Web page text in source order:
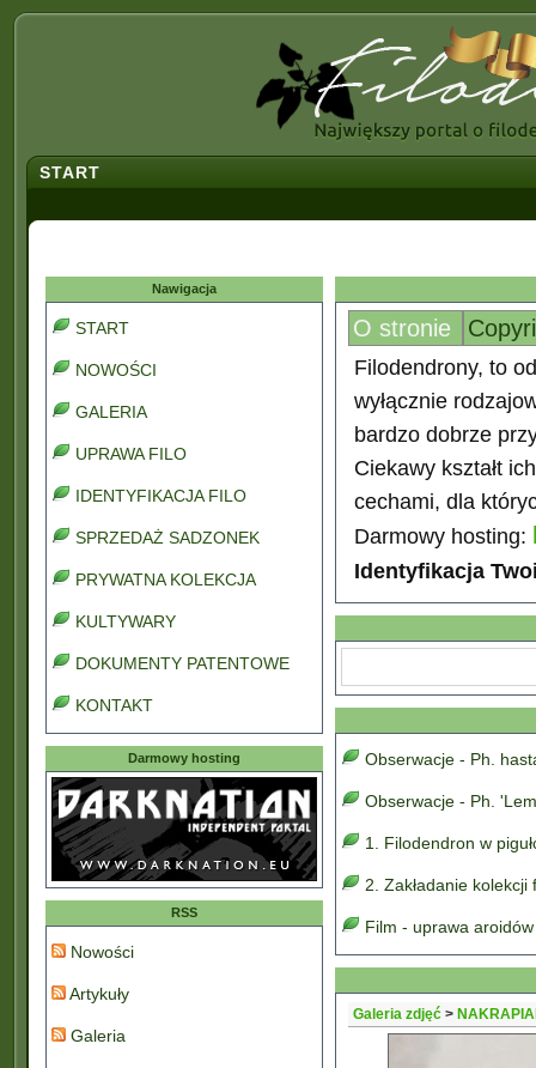
START
Nawigacja
START
NOWOŚCI
GALERIA
UPRAWA FILO
IDENTYFIKACJA FILO
SPRZEDAŻ SADZONEK
PRYWATNA KOLEKCJA
KULTYWARY
DOKUMENTY PATENTOWE
KONTAKT
Darmowy hosting
RSS
Nowości
Artykuły
Galeria
O stronie
Filodendrony, to
wyłącznie
bardzo dobrze
Ciekawy kształt
cechami, dla
Darmowy hosting:
Identyfikacja
Obserwacje - Ph.
Obserwacje - Ph.
1. Filodendron w
2. Zakładanie
Film - uprawa
Galeria zdjęć >